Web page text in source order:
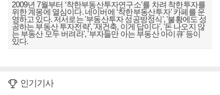
2009년 7월부터 ‘착한부동산투자연구소’를 차려 착한투자를
위한 계몽에 열심이다. 네이버에 ‘착한부동산투자’ 카페를 운
영하고 있다. 저서로는 '부동산투자 성공방정식', '불황에도 성
공하는 부동산 투자전략', '재건축, 이게 답이다', '돈 나오지 않
는 부동산 모두 버려라', '부자들만 아는 부동산 아이큐' 등이
있다.
인기기사